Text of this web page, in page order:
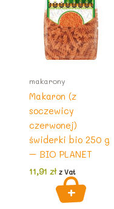
makarony
Makaron (z
soczewicy
czerwonej)
świderki bio 250 g
– BIO PLANET
11,91 zł z Vat